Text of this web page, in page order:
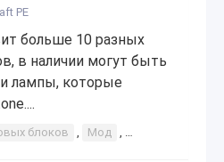
PE
больше 10 разных
в наличии могут быть
лампы, которые
блоков , Мод , аддон